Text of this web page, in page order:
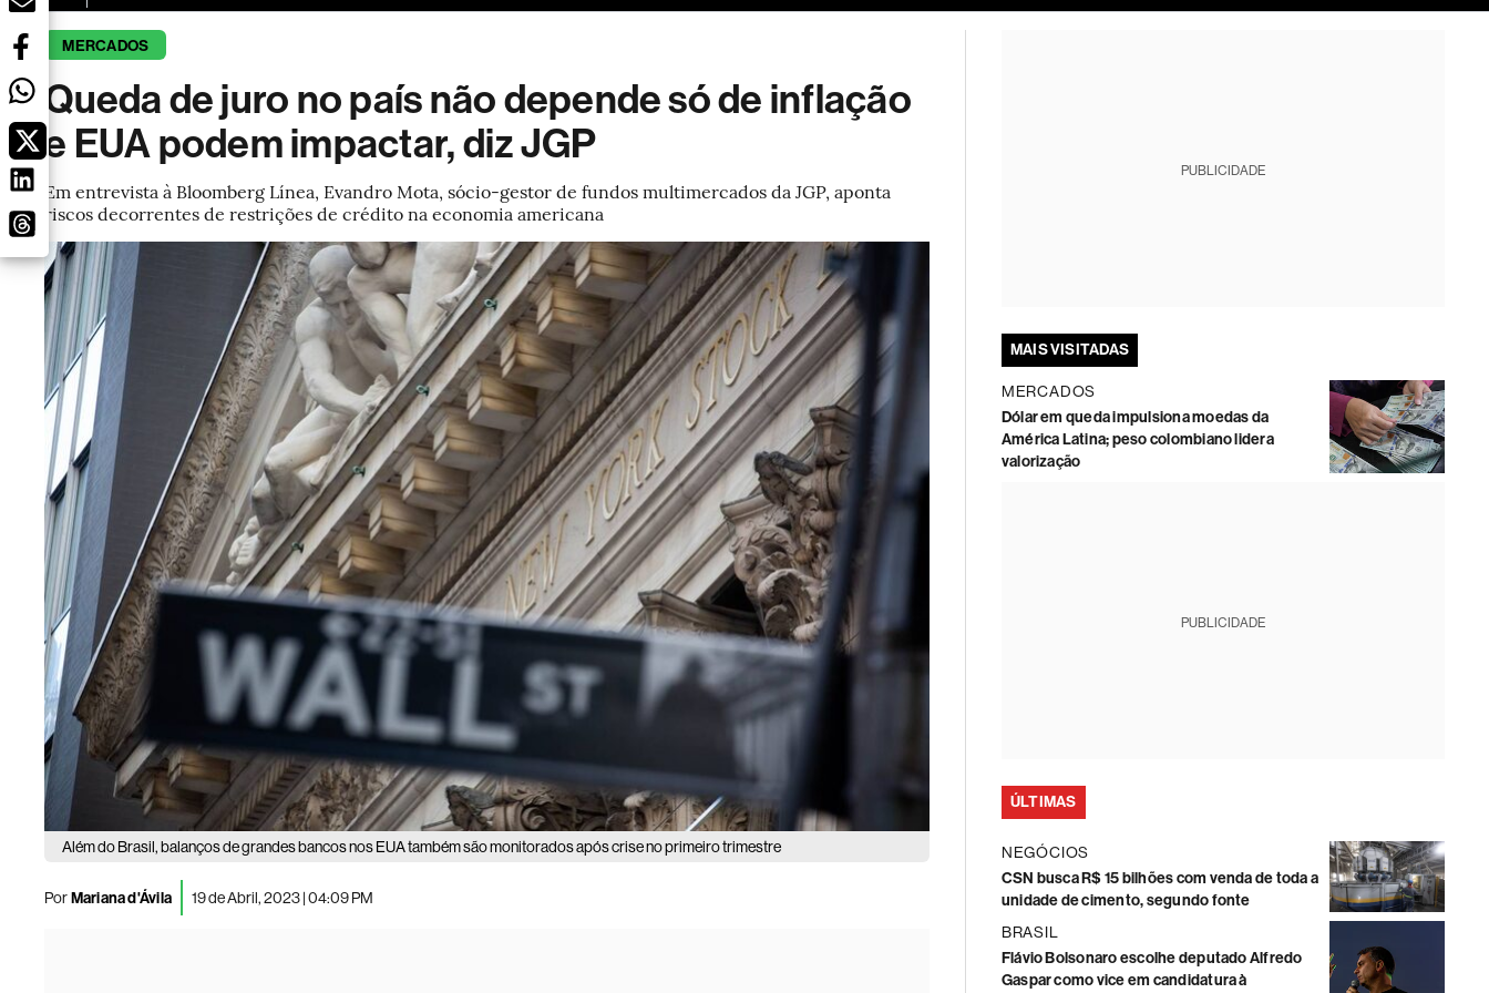
MERCADOS
Queda de juro no país não depende só de inflação
e EUA podem impactar, diz JGP
Em entrevista à Bloomberg Línea, Evandro Mota, sócio-gestor de fundos multimercados da JGP, aponta
riscos decorrentes de restrições de crédito na economia americana
Além do Brasil, balanços de grandes bancos nos EUA também são monitorados após crise no primeiro trimestre
PorMariana d'Ávila 19 de Abril, 2023 | 04:09 PM
PUBLICIDADE
MAIS VISITADAS
MERCADOS
Dólar em queda impulsiona moedas da
América Latina; peso colombiano lidera
valorização
PUBLICIDADE
ÚLTIMAS
NEGÓCIOS
CSN busca R$ 15 bilhões com venda de toda a
unidade de cimento, segundo fonte
BRASIL
Flávio Bolsonaro escolhe deputado Alfredo
Gaspar como vice em candidatura à